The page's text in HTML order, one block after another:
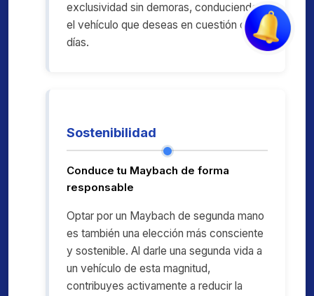
exclusividad sin demoras, conduciendo
el vehículo que deseas en cuestión de
días.
Sostenibilidad
Conduce tu Maybach de forma
responsable
Optar por un Maybach de segunda mano
es también una elección más consciente
y sostenible. Al darle una segunda vida a
un vehículo de esta magnitud,
contribuyes activamente a reducir la